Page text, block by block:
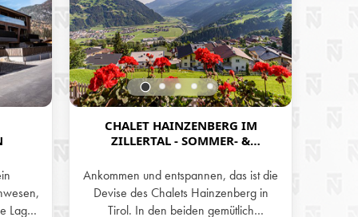
Lage
CHALET HAINZENBERG IM
ZILLERTAL - SOMMER- &
TIROLS
Ankommen und entspannen, das ist die
Devise des Chalets Hainzenberg in
Tirol. In den beiden gemütlich